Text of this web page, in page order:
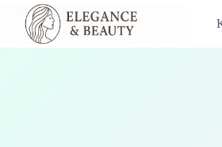
Перейти
вмісту